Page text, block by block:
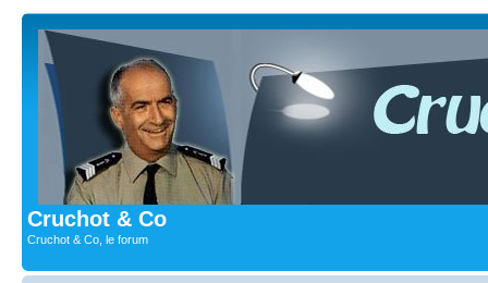
Cruchot & Co
Cruchot & Co, le forum